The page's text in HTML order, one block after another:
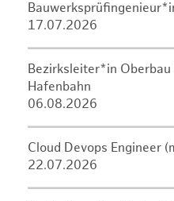
17.07.2026
Bezirksleiter*in
Hafenbahn
06.08.2026
Cloud Devops Engineer
22.07.2026